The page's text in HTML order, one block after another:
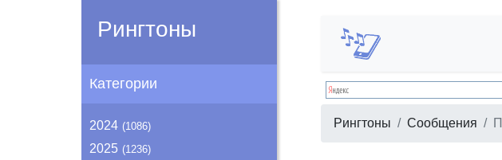
Рингтоны
Категории
2024 (1086)
2025 (1236)
Рингтоны Сообщения